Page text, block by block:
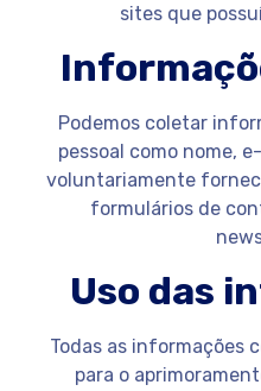
sites que
Podemos coletar
pessoal como nome,
voluntariamente
formulários de
Uso das
Todas as informações
para o